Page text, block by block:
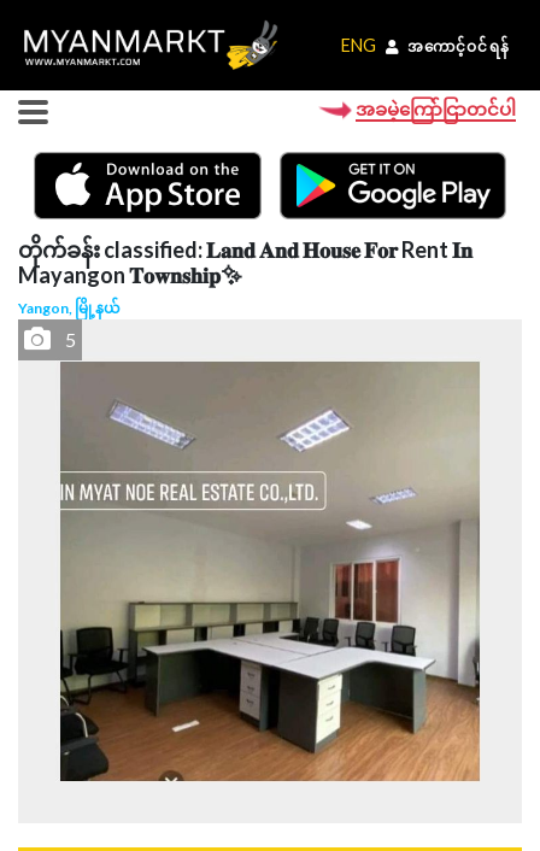
ENG အကောင့်ဝင်ရန်
ENG အကောင့်ဝင်ရန်
အခမဲ့ကြော်ငြာတင်ပါ
တိုက်ခန်း classified: 𝐋𝐚𝐧𝐝 𝐀𝐧𝐝 𝐇𝐨𝐮𝐬𝐞 𝐅𝐨𝐫 Rent 𝐈𝐧
Mayangon 𝐓𝐨𝐰𝐧𝐬𝐡𝐢𝐩✨
Yangon, မြို့နယ်
5